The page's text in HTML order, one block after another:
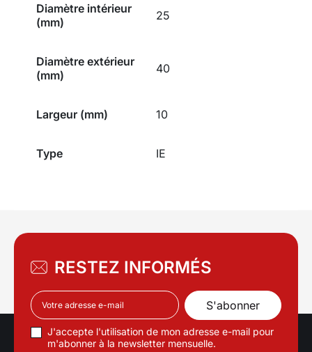
Diamètre intérieur
(mm)
25
Diamètre extérieur
(mm)
40
Largeur (mm) 10
Type IE
RESTEZ INFORMÉS
J'accepte l'utilisation de mon adresse e-mail pour
m'abonner à la newsletter mensuelle.